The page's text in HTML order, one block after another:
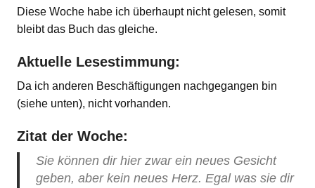
Diese Woche habe ich überhaupt nicht gelesen, somit
bleibt das Buch das gleiche.
Aktuelle Lesestimmung:
Da ich anderen Beschäftigungen nachgegangen bin
(siehe unten), nicht vorhanden.
Zitat der Woche:
Sie können dir hier zwar ein neues Gesicht
geben, aber kein neues Herz. Egal was sie dir